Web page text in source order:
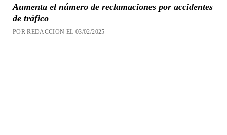
Aumenta el número de reclamaciones por accidentes
de tráfico
POR REDACCION EL 03/02/2025